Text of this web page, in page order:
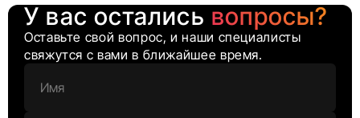
У вас остались вопросы?
Оставьте свой вопрос, и наши специалисты
свяжутся с вами в ближайшее время.